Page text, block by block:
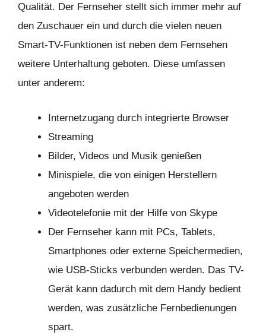
Qualität. Der Fernseher stellt sich immer mehr auf
den Zuschauer ein und durch die vielen neuen
Smart-TV-Funktionen ist neben dem Fernsehen
weitere Unterhaltung geboten. Diese umfassen
unter anderem:
Internetzugang durch integrierte Browser
Streaming
Bilder, Videos und Musik genießen
Minispiele, die von einigen Herstellern
angeboten werden
Videotelefonie mit der Hilfe von Skype
Der Fernseher kann mit PCs, Tablets,
Smartphones oder externe Speichermedien,
wie USB-Sticks verbunden werden. Das TV-
Gerät kann dadurch mit dem Handy bedient
werden, was zusätzliche Fernbedienungen
spart.